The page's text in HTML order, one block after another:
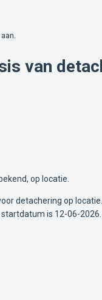
van
op locatie.
detachering op
is 12-06-